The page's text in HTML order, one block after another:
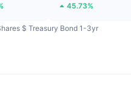
45.73%
$ Treasury Bond 1-3yr